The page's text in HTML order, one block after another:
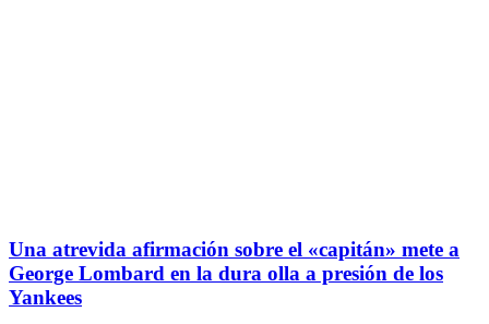
Una atrevida afirmación sobre el «capitán» mete a
George Lombard en la dura olla a presión de los
Yankees